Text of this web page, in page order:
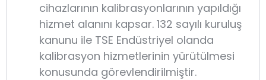
cihazlarının kalibrasyonlarının yapıldığı
hizmet alanını kapsar. 132 sayılı kuruluş
kanunu ile TSE Endüstriyel olanda
kalibrasyon hizmetlerinin yürütülmesi
konusunda görevlendirilmiştir.